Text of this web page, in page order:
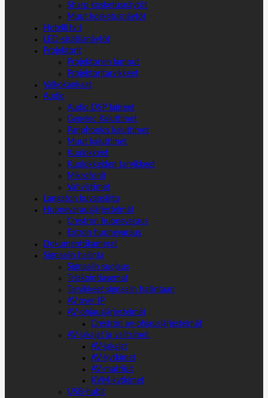
Sharp kosketusnäytöt
Muut kosketusnäytöt
Hotelli tv:t
LED-sisätilanäytöt
Projektorit
Projektorien lamput
Projektoritarvikkeet
Valkokankaat
Audio
Audio DSP laitteet
Genelec Kaiuttimet
Panphonics kaiuttimet
Muut kaiuttimet
Kuulokkeet
Kuulokkeiden tarvikkeet
Mikrofonit
Vahvistimet
Langaton kuvansiirto
Huonevarausjärjestelmät
Crestron huonevaraus
Extron huonevaraus
Dokumenttikamerat
Signaalin hallinta
Signaalin suojaus
Telakointiasemat
Tarvikkeet signaalin hallintaan
AV over IP
AV-ohjausjärjestelmät
Crestron av-ohjausjärjestelmät
AV-jakajat ja valitsimet
AV-jakajat
AV-kytkimet
AV-matriisit
KVM-kytkimet
USB-hubit